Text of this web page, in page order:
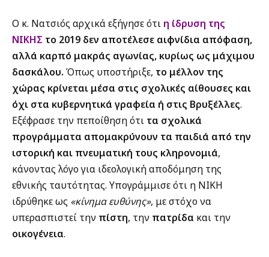
Ο κ. Νατσιός αρχικά εξήγησε ότι η ίδρυση της
ΝΙΚΗΣ το 2019 δεν αποτέλεσε αιφνίδια απόφαση,
αλλά καρπό μακράς αγωνίας, κυρίως ως μάχιμου
δασκάλου. Όπως υποστήριξε, το μέλλον της
χώρας κρίνεται μέσα στις σχολικές αίθουσες και
όχι στα κυβερνητικά γραφεία ή στις Βρυξέλλες.
Εξέφρασε την πεποίθηση ότι τα σχολικά
προγράμματα απομακρύνουν τα παιδιά από την
ιστορική και πνευματική τους κληρονομιά,
κάνοντας λόγο για ιδεολογική αποδόμηση της
εθνικής ταυτότητας. Υπογράμμισε ότι η ΝΙΚΗ
ιδρύθηκε ως «κίνημα ευθύνης», με στόχο να
υπερασπιστεί την πίστη, την πατρίδα και την
οικογένεια.